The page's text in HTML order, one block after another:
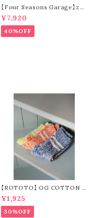
【Four Seasons Garage】zeb
ra & alien short pants (beig
e)
¥7,920
40%OFF
【ROTOTO】 OG COTTON S
¥1,925
30%OFF